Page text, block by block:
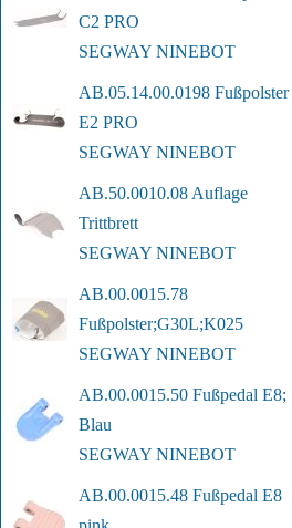
C2 PRO
SEGWAY NINEBOT
AB.05.14.00.0198 Fußpolster
E2 PRO
SEGWAY NINEBOT
AB.50.0010.08 Auflage
Trittbrett
SEGWAY NINEBOT
AB.00.0015.78
Fußpolster;G30L;K025
SEGWAY NINEBOT
AB.00.0015.50 Fußpedal E8;
Blau
SEGWAY NINEBOT
AB.00.0015.48 Fußpedal E8